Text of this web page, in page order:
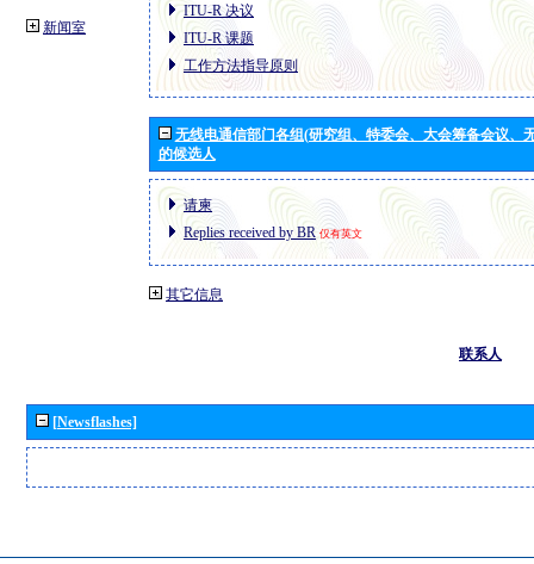
新闻室
ITU-R 决议
ITU-R 课题
工作方法指导原则
无线电通信部门各组(研究组、特委会、大会筹备会议、
的候选人
请柬
Replies received by BR 仅有英文
其它信息
联系人
[Newsflashes]